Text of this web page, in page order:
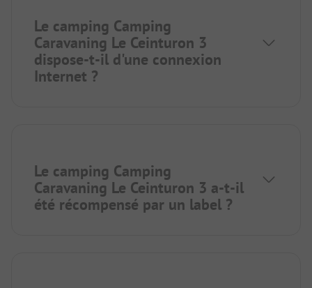
Le camping Camping
Caravaning Le Ceinturon 3
dispose-t-il d'une connexion
Internet ?
Le camping Camping
Caravaning Le Ceinturon 3 a-t-il
été récompensé par un label ?